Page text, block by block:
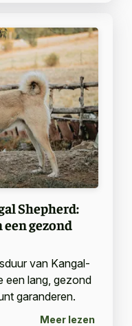
Shepherd:
gezond
van Kangal-
een lang, gezond
garanderen.
Meer lezen